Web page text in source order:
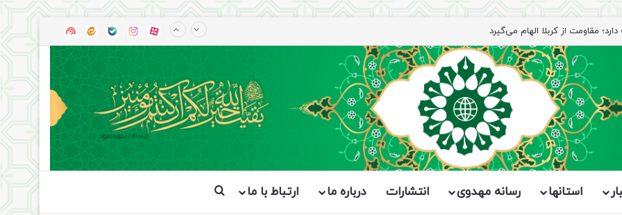
مقاومت از کربلا الهام می‌گیرد آپاراتاینستاگرام
بله ایتا
استانها رسانه مهدوی انتشارات درباره ما ارتباط با ما جستجو برای